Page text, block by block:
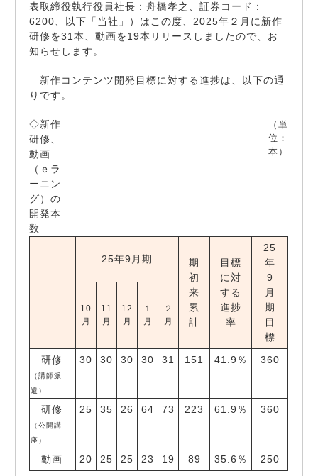
表取締役執行役員社長：舟橋孝之、証券コード：
6200、以下「当社」）はこの度、2025年２月に新作
研修を31本、動画を19本リリースしましたので、お
知らせします。
新作コンテンツ開発目標に対する進捗は、以下の通
りです。
◇新作
研修、
動画
（ｅラ
ーニン
グ）の
開発本
数
（単
位：
本）
25年9月期
期
初
来
累
計
目標
に対
する
進捗
率
25
年
9
月
期
目
標
10
月
11
月
12
月
１
月
２
月
研修
（講師派
遣）
30 30 30 30 31 151 41.9％ 360
研修
（公開講
座）
25 35 26 64 73 223 61.9％ 360
動画 20 25 25 23 19 89 35.6％ 250